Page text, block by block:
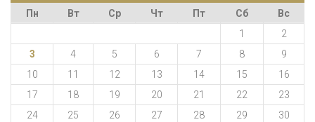
Пн
Вт Ср Чт Пт Сб
Вс
1
2
3
4 5 6 7 8
9
10
11 12 13 14 15
16
17
18 19 20 21 22
23
24
25 26 27 28 29
30